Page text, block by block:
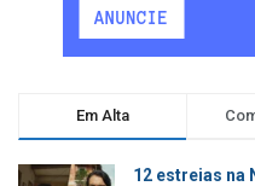
Em Alta
12 estreias na